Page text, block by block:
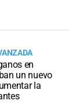
en
un nuevo
la